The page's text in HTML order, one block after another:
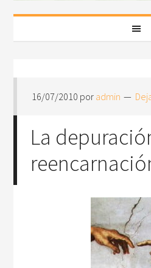
16/07/2010 por admin
La